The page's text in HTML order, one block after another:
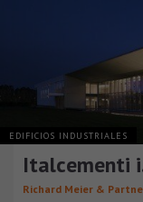
EDIFICIOS INDUSTRIALES
Italcementi
Richard Meier &